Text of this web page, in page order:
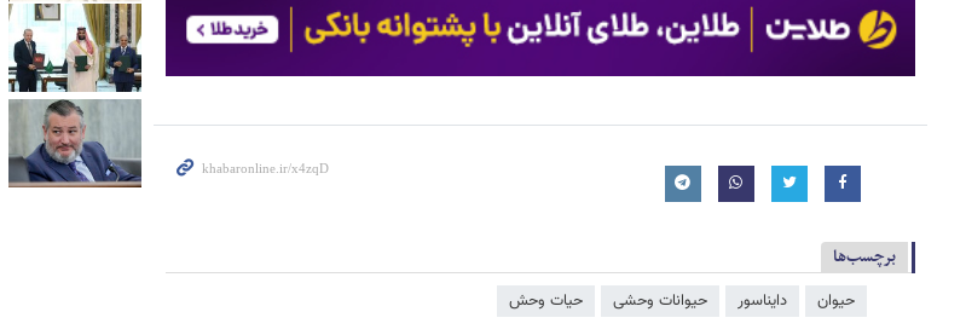
برچسب‌ها
حیوان دایناسور حیوانات وحشی حیات وحش